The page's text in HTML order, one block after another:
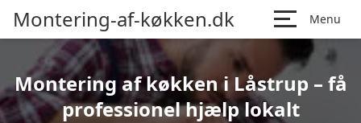
Montering-af-køkken.dk Menu
Montering af køkken i Låstrup – få
professionel hjælp lokalt